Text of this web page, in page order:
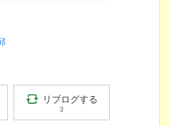
リブログする
3